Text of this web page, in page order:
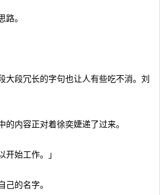
路。
大段冗长的字句也让人有些吃不消。刘
的内容正对着徐奕婕递了过来。
开始工作。」
己的名字。